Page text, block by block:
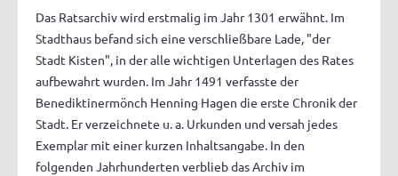
Das Ratsarchiv wird erstmalig im Jahr 1301 erwähnt. Im
Stadthaus befand sich eine verschließbare Lade, "der
Stadt Kisten", in der alle wichtigen Unterlagen des Rates
aufbewahrt wurden. Im Jahr 1491 verfasste der
Benediktinermönch Henning Hagen die erste Chronik der
Stadt. Er verzeichnete u. a. Urkunden und versah jedes
Exemplar mit einer kurzen Inhaltsangabe. In den
folgenden Jahrhunderten verblieb das Archiv im